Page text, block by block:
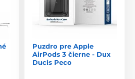
Puzdro pre Apple
AirPods 3 čierne - Dux
Ducis Peco